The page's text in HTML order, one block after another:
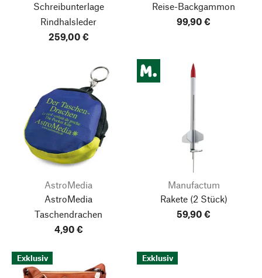
Schreibunterlage
Rindhalsleder
259,00 €
Reise-Backgammon
99,90 €
AstroMedia
AstroMedia
Taschendrachen
4,90 €
Manufactum
Rakete(2 Stück)
59,90 €
Exklusiv Exklusiv